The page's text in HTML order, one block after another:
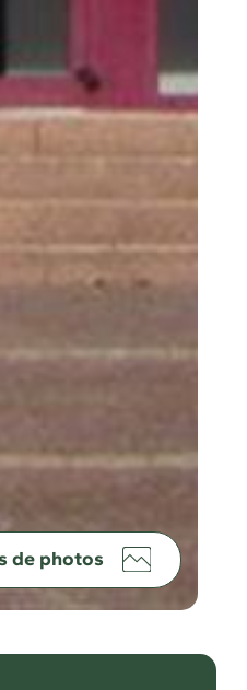
de photos